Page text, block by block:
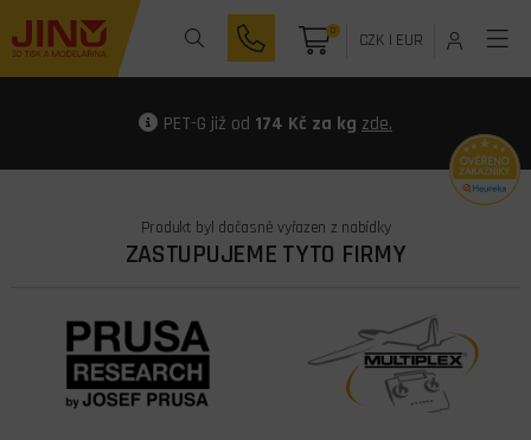
0 CZK| EUR
PET-G již od 174 Kč za kg zde.
Produkt byl dočasně vyřazen z nabídky
ZASTUPUJEME TYTO FIRMY